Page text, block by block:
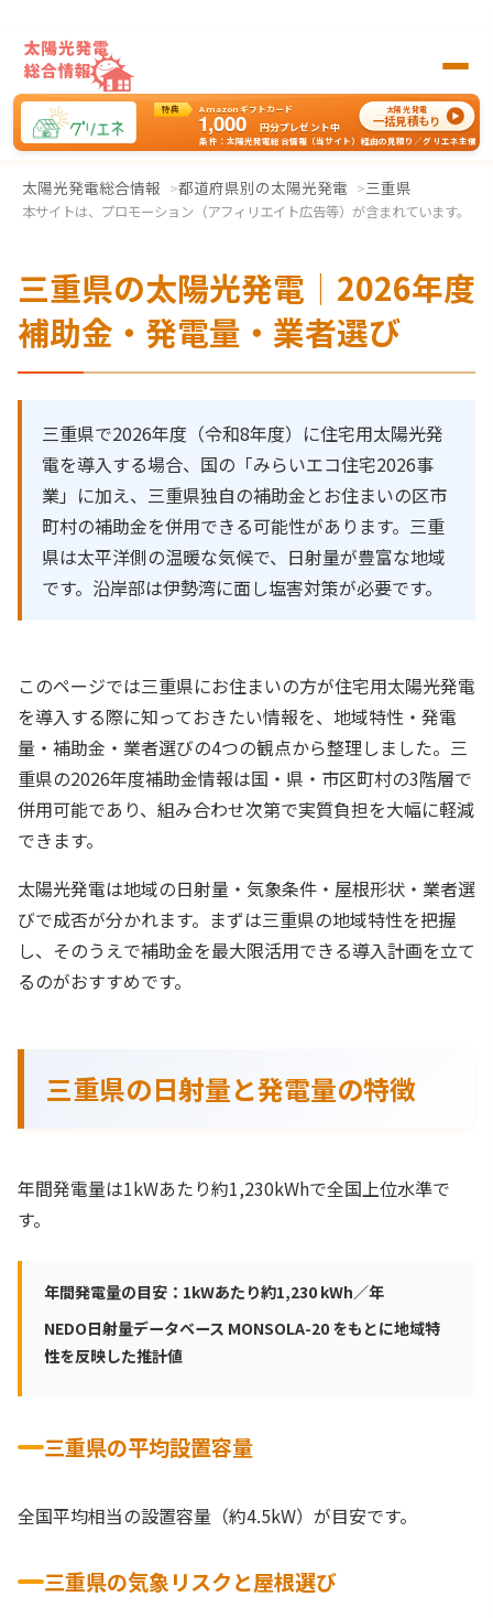
特典 Amazonギフトカード
1,000 円分プレゼント中
条件：太陽光発電総合情報（当サイト）経由の見積り／グリエネ主催
太陽光発電
一括見積もり
太陽光発電総合情報 都道府県別の太陽光発電 三重県
本サイトは、プロモーション（アフィリエイト広告等）が含まれています。
三重県の太陽光発電｜2026年度
補助金・発電量・業者選び
三重県で2026年度（令和8年度）に住宅用太陽光発
電を導入する場合、国の「みらいエコ住宅2026事
業」に加え、三重県独自の補助金とお住まいの区市
町村の補助金を併用できる可能性があります。三重
県は太平洋側の温暖な気候で、日射量が豊富な地域
です。沿岸部は伊勢湾に面し塩害対策が必要です。
このページでは三重県にお住まいの方が住宅用太陽光発電
を導入する際に知っておきたい情報を、地域特性・発電
量・補助金・業者選びの4つの観点から整理しました。三
重県の2026年度補助金情報は国・県・市区町村の3階層で
併用可能であり、組み合わせ次第で実質負担を大幅に軽減
できます。
太陽光発電は地域の日射量・気象条件・屋根形状・業者選
びで成否が分かれます。まずは三重県の地域特性を把握
し、そのうえで補助金を最大限活用できる導入計画を立て
るのがおすすめです。
三重県の日射量と発電量の特徴
年間発電量は1kWあたり約1,230kWhで全国上位水準で
す。
年間発電量の目安：1kWあたり約1,230 kWh／年
NEDO日射量データベース MONSOLA-20 をもとに地域特
性を反映した推計値
三重県の平均設置容量
全国平均相当の設置容量（約4.5kW）が目安です。
三重県の気象リスクと屋根選び